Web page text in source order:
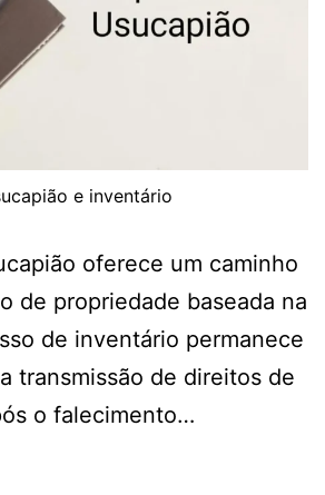
e inventário
oferece um caminho
de propriedade baseada na
de inventário permanece
transmissão de direitos de
o falecimento…